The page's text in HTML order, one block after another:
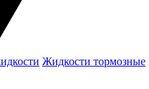
Жидкости тормозные